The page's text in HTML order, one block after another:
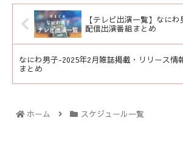
【テレビ出演一覧】なに
配信出演番組まとめ
なにわ男子-2025年2月雑誌掲載・リリース情
まとめ
ホーム スケジュール一覧